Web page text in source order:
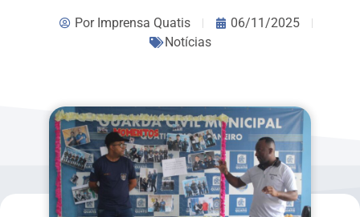
PorImprensa Quatis
06/11/2025
Notícias